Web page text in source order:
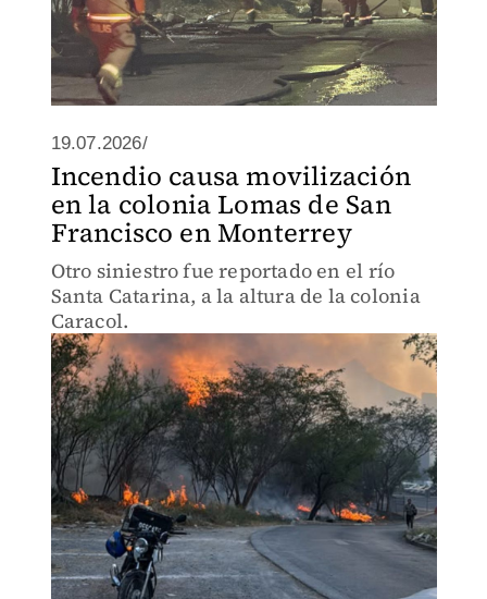
19.07.2026/
Incendio causa movilización
en la colonia Lomas de San
Francisco en Monterrey
Otro siniestro fue reportado en el río
Santa Catarina, a la altura de la colonia
Caracol.